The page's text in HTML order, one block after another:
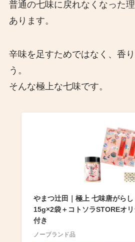
普通の七味に戻れなくなった
あります。
辛味を足すためではなく、香
う。
そんな極上な七味です。
やまつ辻田｜極上 七味唐がら
15g×2袋＋コトソラSTOREオ
付き
ノーブランド品